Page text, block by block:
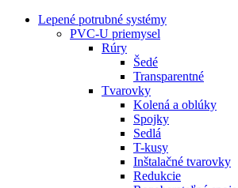
Lepené potrubné systémy
PVC-U priemysel
Rúry
Šedé
Transparentné
Tvarovky
Kolená a oblúky
Spojky
Sedlá
T-kusy
Inštalačné tvarovky
Redukcie